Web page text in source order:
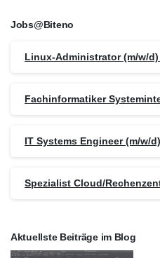
Jobs@Biteno
Linux-Administrator (m/w/
Fachinformatiker
IT Systems Engineer (m/w/d)
Spezialist Cloud/
Aktuellste Beiträge im Blog